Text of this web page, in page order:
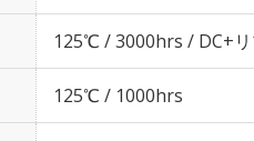
125℃ / 3000hrs / DC+
125℃ / 1000hrs